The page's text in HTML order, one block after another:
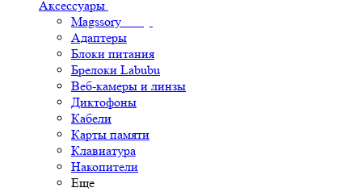
Аксессуары
Magssory
Адаптеры
Блоки питания
Брелоки Labubu
Веб-камеры и линзы
Диктофоны
Кабели
Карты памяти
Клавиатура
Накопители
Еще